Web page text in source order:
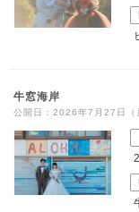
牛窓海岸
公開日：2026年7月27日（